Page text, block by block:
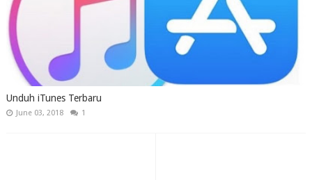
Unduh iTunes Terbaru
June 03, 2018 1